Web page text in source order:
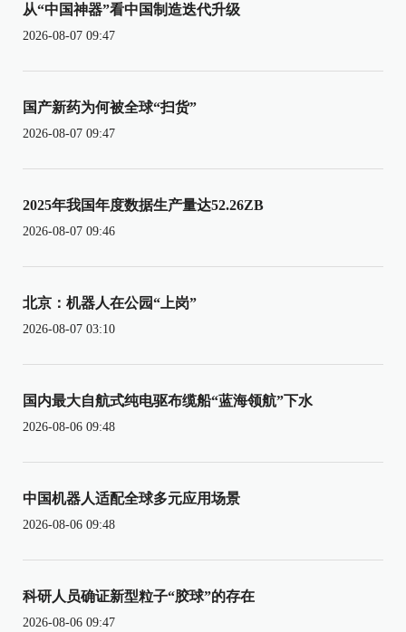
从“中国神器”看中国制造迭代升级
2026-08-07 09:47
国产新药为何被全球“扫货”
2026-08-07 09:47
2025年我国年度数据生产量达52.26ZB
2026-08-07 09:46
北京：机器人在公园“上岗”
2026-08-07 03:10
国内最大自航式纯电驱布缆船“蓝海领航”下水
2026-08-06 09:48
中国机器人适配全球多元应用场景
2026-08-06 09:48
科研人员确证新型粒子“胶球”的存在
2026-08-06 09:47